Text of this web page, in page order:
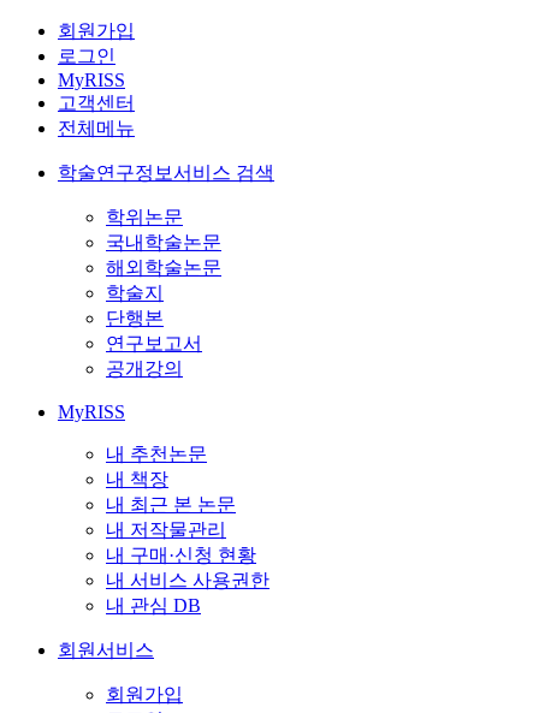
회원가입
로그인
MyRISS
고객센터
전체메뉴
학술연구정보서비스 검색
학위논문
국내학술논문
해외학술논문
학술지
단행본
연구보고서
공개강의
MyRISS
내 추천논문
내 책장
내 최근 본 논문
내 저작물관리
내 구매·신청 현황
내 서비스 사용권한
내 관심 DB
회원서비스
회원가입